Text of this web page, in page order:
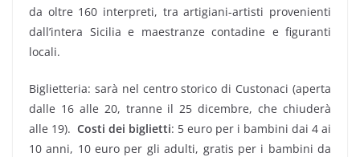
da oltre 160 interpreti, tra artigiani-artisti provenienti
dall’intera Sicilia e maestranze contadine e figuranti
locali.
Biglietteria: sarà nel centro storico di Custonaci (aperta
dalle 16 alle 20, tranne il 25 dicembre, che chiuderà
alle 19). Costi dei biglietti: 5 euro per i bambini dai 4 ai
10 anni, 10 euro per gli adulti, gratis per i bambini da